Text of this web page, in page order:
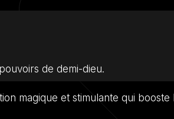
de demi-dieu.
magique et stimulante qui